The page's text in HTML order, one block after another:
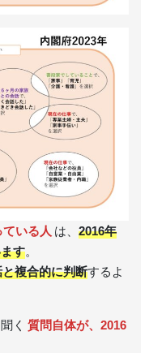
いる人 は、 2016年
す。
複合的に判断するよ
く 質問自体が、2016